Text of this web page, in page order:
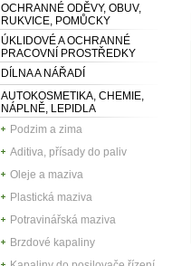
OCHRANNÉ ODĚVY, OBUV,
RUKVICE, POMŮCKY
ÚKLIDOVÉ A OCHRANNÉ
PRACOVNÍ PROSTŘEDKY
DÍLNA A NÁŘADÍ
AUTOKOSMETIKA, CHEMIE,
NÁPLNĚ, LEPIDLA
Podzim a zima
Aditiva, přísady do paliv
Oleje a maziva
Plastická maziva
Potravinářská maziva
Brzdové kapaliny